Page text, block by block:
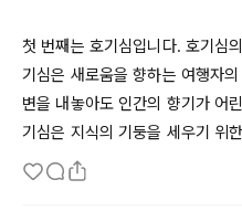
첫 번째는 호기심입니다. 호기심
기심은 새로움을 향하는 여행자
변을 내놓아도 인간의 향기가 어
기심은 지식의 기둥을 세우기 위